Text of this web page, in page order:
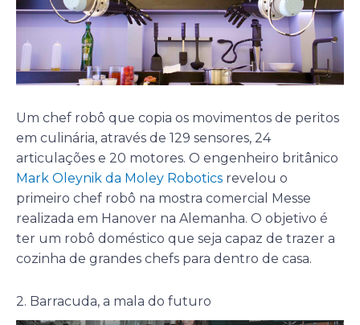
Um chef robô que copia os movimentos de peritos
em culinária, através de 129 sensores, 24
articulações e 20 motores. O engenheiro britânico
Mark Oleynik da Moley Robotics revelou o
primeiro chef robô na mostra comercial Messe
realizada em Hanover na Alemanha. O objetivo é
ter um robô doméstico que seja capaz de trazer a
cozinha de grandes chefs para dentro de casa.
2. Barracuda, a mala do futuro